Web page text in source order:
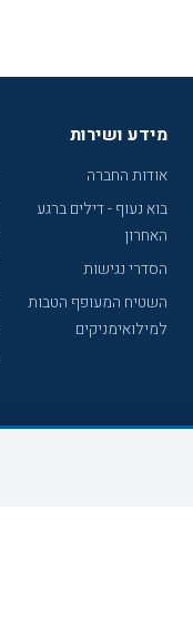
מידע ושירות
אודות החברה
בוא נעוף - דילים ברגע
האחרון
הסדרי נגישות
השטיח המעופף הטבות
למילואימניקים